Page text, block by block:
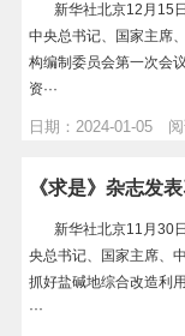
新华社北京12月15日
中央总书记、国家主席
构编制委员会第一次
资···
日期：2024-01-05
新华社北京11月30日
央总书记、国家主席、
抓好盐碱地综合改造
···